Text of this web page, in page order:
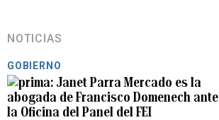
NOTICIAS
GOBIERNO
Janet Parra Mercado es la
abogada de Francisco Domenech ante
la Oficina del Panel del FEI